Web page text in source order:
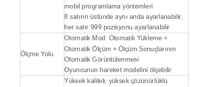
mobil programlama yöntemleri
8 satırın üstünde aynı anda ayarlanabilir,
her satır 999 pozisyonu ayarlanabilir
Ölçme Yolu
Otomatik Mod: Otomatik Yükleme +
Otomatik Ölçüm + Ölçüm Sonuçlarının
Otomatik Görüntülenmesi
Oyuncunun hareket modelini ölçebilir
Yüksek kaliteli, yüksek çözünürlüklü